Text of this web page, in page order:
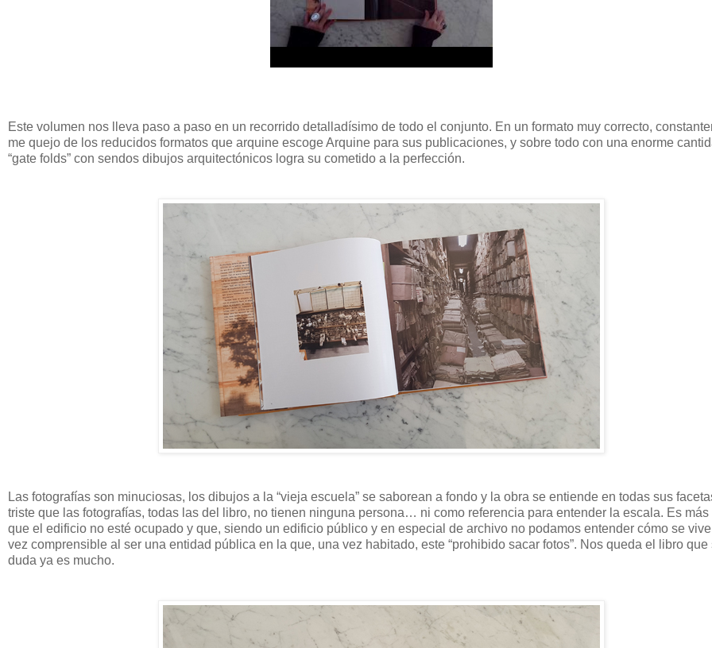
Este volumen nos lleva paso a paso en un recorrido detalladísimo de todo el conjunto. En un formato muy correcto,
me quejo de los reducidos formatos que arquine escoge Arquine para sus publicaciones, y sobre todo con una enorme
“gate folds” con sendos dibujos arquitectónicos logra su cometido a la perfección.
Las fotografías son minuciosas, los dibujos a la “vieja escuela” se saborean a fondo y la obra se entiende en todas sus
triste que las fotografías, todas las del libro, no tienen ninguna persona… ni como referencia para entender la escala. Es más
que el edificio no esté ocupado y que, siendo un edificio público y en especial de archivo no podamos entender cómo se
vez comprensible al ser una entidad pública en la que, una vez habitado, este “prohibido sacar fotos”. Nos queda el libro que
duda ya es mucho.